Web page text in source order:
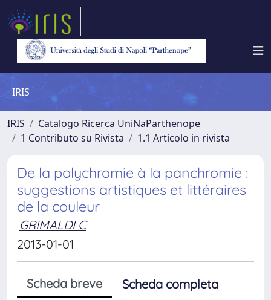
IRIS
IRIS
Catalogo Ricerca UniNaParthenope
1 Contributo su Rivista
1.1 Articolo in rivista
De la polychromie à la panchromie :
suggestions artistiques et littéraires
de la couleur
GRIMALDI C
2013-01-01
Scheda breve
Scheda completa